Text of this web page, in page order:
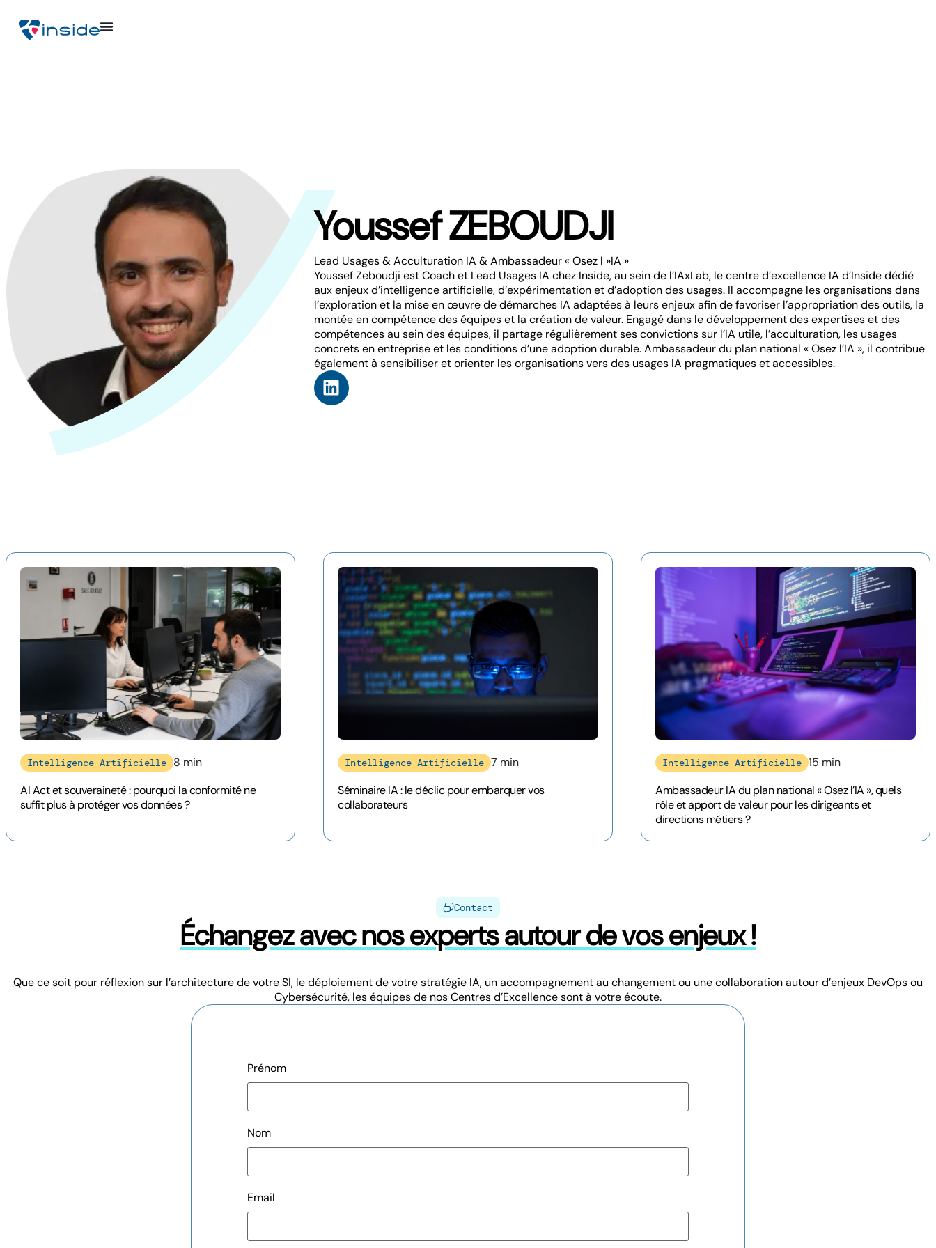
Youssef ZEBOUDJI
Lead Usages & Acculturation IA & Ambassadeur « Osez l »IA »
Youssef Zeboudji est Coach et Lead Usages IA chez Inside, au sein de l’IAxLab, le centre d’excellence IA d’Inside dédié
aux enjeux d’intelligence artificielle, d’expérimentation et d’adoption des usages. Il accompagne les organisations dans
l’exploration et la mise en œuvre de démarches IA adaptées à leurs enjeux afin de favoriser l’appropriation des outils, la
montée en compétence des équipes et la création de valeur. Engagé dans le développement des expertises et des
compétences au sein des équipes, il partage régulièrement ses convictions sur l’IA utile, l’acculturation, les usages
concrets en entreprise et les conditions d’une adoption durable. Ambassadeur du plan national « Osez l’IA », il contribue
également à sensibiliser et orienter les organisations vers des usages IA pragmatiques et accessibles.
Intelligence Artificielle
8 min
AI Act et souveraineté : pourquoi la conformité ne
suffit plus à protéger vos données ?
Intelligence Artificielle 7 min
Séminaire IA : le déclic pour embarquer vos
collaborateurs
Intelligence Artificielle 15 min
Ambassadeur IA du plan national « Osez l’IA », quels
rôle et apport de valeur pour les dirigeants et
directions métiers ?
Contact
Échangez avec nos experts autour de vos enjeux !
Que ce soit pour réflexion sur l’architecture de votre SI, le déploiement de votre stratégie IA, un accompagnement au changement ou une collaboration autour d’enjeux DevOps ou
Cybersécurité, les équipes de nos Centres d’Excellence sont à votre écoute.
Prénom
Nom
Email